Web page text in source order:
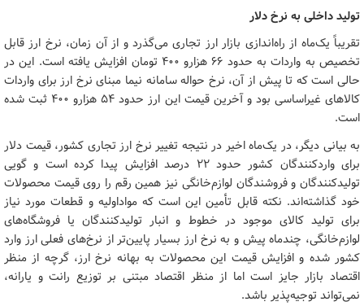
تولید داخلی به نرخ دلار
تقریباً یک‌ماه از راه‌اندازی بازار ارز تجاری می‌گذرد و از آن زمان، نرخ ارز قابل
تخصیص به واردات به حدود ۶۶ هزارو ۴۰۰ تومان افزایش یافته است. این در
حالی است که تا پیش از آن، نرخ حواله سامانه نیما مبنای نرخ ارز برای واردات
کالاهای غیراساسی بود و آخرین قیمت این ارز حدود ۵۴ هزارو ۴۰۰ ثبت شده
است.
به بیانی دیگر، در یک‌ماه اخیر در نتیجه تغییر نرخ ارز تجاری کشور، قیمت دلار
برای واردکنندگان کشور حدود ۲۲ درصد افزایش پیدا کرده است و گویی
تولیدکنندگان و فروشندگان لوازم‌خانگی نیز همین رقم را روی قیمت محصولات
خود گذاشته‌اند. نکته قابل تأمین این است که مواداولیه و قطعات مورد نیاز
برای تولید کالای موجود در خطوط و انبار تولیدکنندگان یا فروشگاه‌های
لوازم‌خانگی، چندماه پیش و به نرخ ارز بسیار پایین‌تر از نرخ‌های فعلی ارز وارد
کشور شده و افزایش قیمت این محصولات به بهانه نرخ ارز، گرچه از منظر
اقتصاد بازار جایز است اما از منظر اقتصاد مبتنی بر توزیع رانت و یارانه،
نمی‌تواند توجیه‌پذیر باشد.